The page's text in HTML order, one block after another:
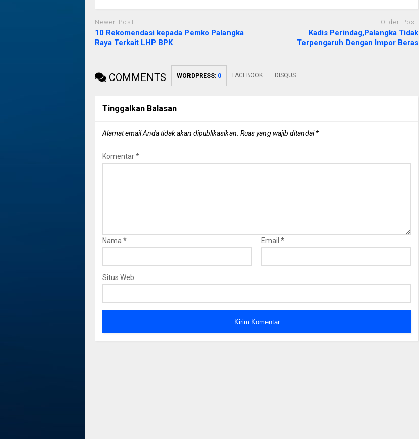
Newer Post
10 Rekomendasi kepada Pemko Palangka
Raya Terkait LHP BPK
Older Post
Kadis Perindag,Palangka Tidak
Terpengaruh Dengan Impor Beras
COMMENTS WORDPRESS: 0 FACEBOOK: DISQUS:
Tinggalkan Balasan
Alamat email Anda tidak akan dipublikasikan. Ruas yang wajib ditandai*
Komentar*
Nama * Email *
Situs Web